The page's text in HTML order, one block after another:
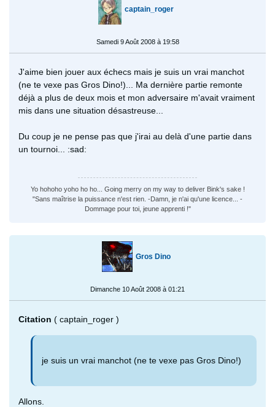
captain_roger
Samedi 9 Août 2008 à 19:58
J'aime bien jouer aux échecs mais je suis un vrai manchot
(ne te vexe pas Gros Dino!)... Ma dernière partie remonte
déjà a plus de deux mois et mon adversaire m'avait vraiment
mis dans une situation désastreuse...
Du coup je ne pense pas que j'irai au delà d'une partie dans
un tournoi... :sad:
Yo hohoho yoho ho ho... Going merry on my way to deliver Bink's sake !
"Sans maîtrise la puissance n'est rien. -Damn, je n'ai qu'une licence... -
Dommage pour toi, jeune apprenti !"
Gros Dino
Dimanche 10 Août 2008 à 01:21
Citation ( captain_roger )
je suis un vrai manchot (ne te vexe pas Gros Dino!)
Allons.